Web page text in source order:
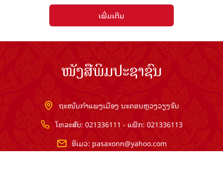
ເພີ່ມເຕີມ
ໜັງສືພິມປະຊາຊົນ
ຖະໜົນກຳແພງເມືອງ ນະຄອນຫຼວງວຽງຈັນ
ໂທລະສັບ: 021336111 - ແຟັກ: 021336113
ອີເມວ: pasaxonn@yahoo.com